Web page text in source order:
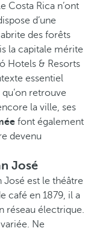
Costa Rica n’ont
d’une
des forêts
la capitale mérite
Hotels & Resorts
essentiel
retrouve
la ville, ses
font également
devenu
José
José est le théâtre
café en 1879, il a
réseau électrique.
Ne